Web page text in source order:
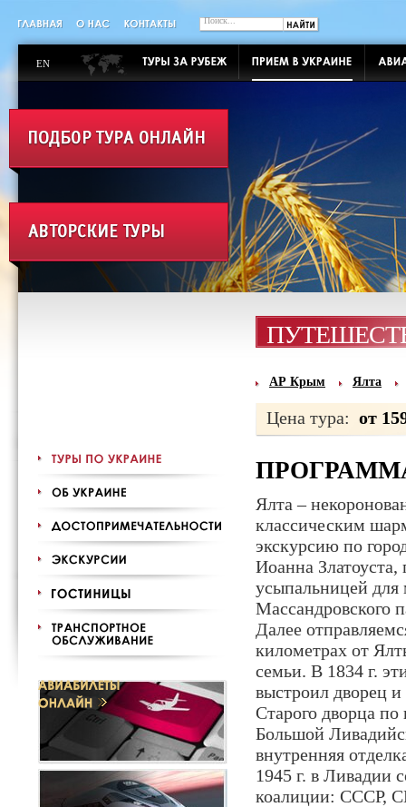
EN
АР Крым Ялта
Цена тура: от
Ялта –
классическим
экскурсию по
Иоанна
усыпальницей
Массандровского
Далее
километрах от
семьи. В 1834 г.
выстроил дворец
Старого дворца
Большой
внутренняя
1945 г. в Ливадии
коалиции: СССР,